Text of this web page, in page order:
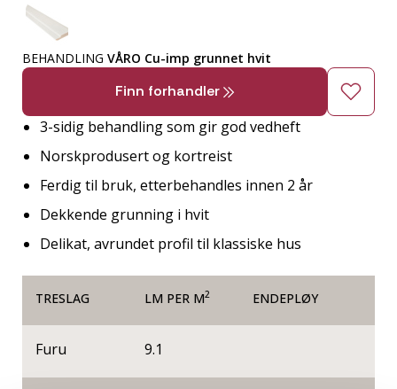
BEHANDLING VÅRO Cu-imp grunnet hvit
Finn forhandler
3-sidig behandling som gir god vedheft
Norskprodusert og kortreist
Ferdig til bruk, etterbehandles innen 2 år
Dekkende grunning i hvit
Delikat, avrundet profil til klassiske hus
TRESLAG LM PER M2 ENDEPLØY
Furu 9.1